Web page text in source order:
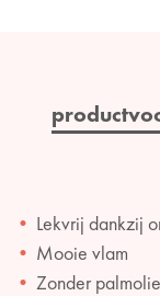
Lekvrij dankzij
Mooie vlam
Zonder palmolie